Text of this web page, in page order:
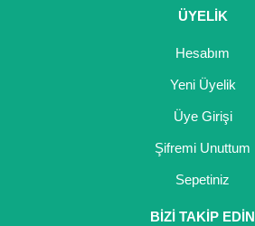
ÜYELİK
Hesabım
Yeni Üyelik
Üye Girişi
Şifremi Unuttum
Sepetiniz
BİZİ TAKİP EDİN